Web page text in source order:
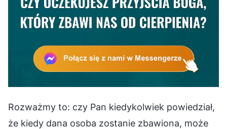
Rozważmy to: czy Pan kiedykolwiek powiedział,
że kiedy dana osoba zostanie zbawiona, może